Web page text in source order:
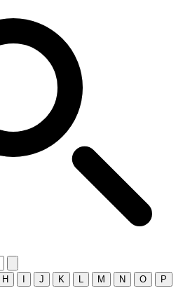
H J K M N O
P